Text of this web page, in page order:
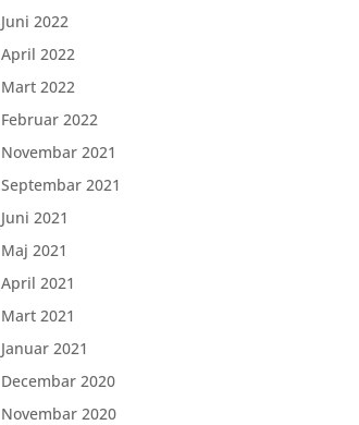
Juni 2022
April 2022
Mart 2022
Februar 2022
Novembar 2021
Septembar 2021
Juni 2021
Maj 2021
April 2021
Mart 2021
Januar 2021
Decembar 2020
Novembar 2020